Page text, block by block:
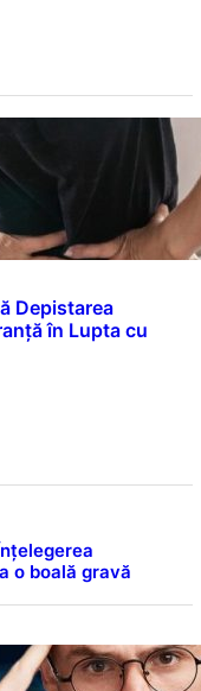
Depistarea
în Lupta cu
o boală gravă
Semnele unui IQ